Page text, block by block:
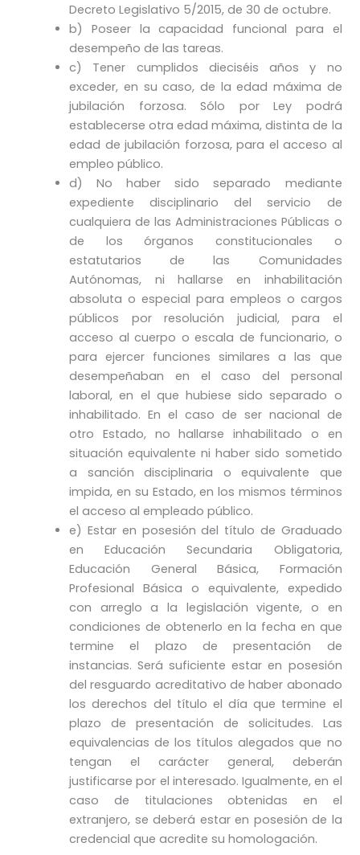
Decreto Legislativo 5/2015, de 30 de octubre.
b) Poseer la capacidad funcional para el
desempeño de las tareas.
c) Tener cumplidos dieciséis años y no
exceder, en su caso, de la edad máxima de
jubilación forzosa. Sólo por Ley podrá
establecerse otra edad máxima, distinta de la
edad de jubilación forzosa, para el acceso al
empleo público.
d) No haber sido separado mediante
expediente disciplinario del servicio de
cualquiera de las Administraciones Públicas o
de los órganos constitucionales o
estatutarios de las Comunidades
Autónomas, ni hallarse en inhabilitación
absoluta o especial para empleos o cargos
públicos por resolución judicial, para el
acceso al cuerpo o escala de funcionario, o
para ejercer funciones similares a las que
desempeñaban en el caso del personal
laboral, en el que hubiese sido separado o
inhabilitado. En el caso de ser nacional de
otro Estado, no hallarse inhabilitado o en
situación equivalente ni haber sido sometido
a sanción disciplinaria o equivalente que
impida, en su Estado, en los mismos términos
el acceso al empleado público.
e) Estar en posesión del título de Graduado
en Educación Secundaria Obligatoria,
Educación General Básica, Formación
Profesional Básica o equivalente, expedido
con arreglo a la legislación vigente, o en
condiciones de obtenerlo en la fecha en que
termine el plazo de presentación de
instancias. Será suficiente estar en posesión
del resguardo acreditativo de haber abonado
los derechos del título el día que termine el
plazo de presentación de solicitudes. Las
equivalencias de los títulos alegados que no
tengan el carácter general, deberán
justificarse por el interesado. Igualmente, en el
caso de titulaciones obtenidas en el
extranjero, se deberá estar en posesión de la
credencial que acredite su homologación.